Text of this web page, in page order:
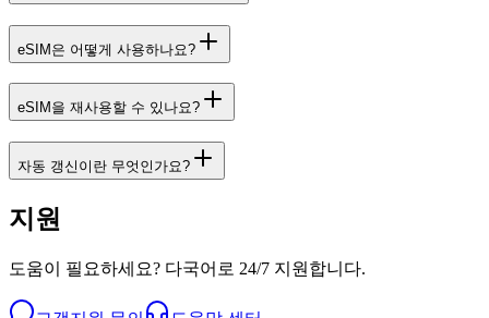
eSIM은 어떻게 사용하나요?
eSIM을 재사용할 수 있나요?
자동 갱신이란 무엇인가요?
지원
도움이 필요하세요? 다국어로 24/7 지원합니다.